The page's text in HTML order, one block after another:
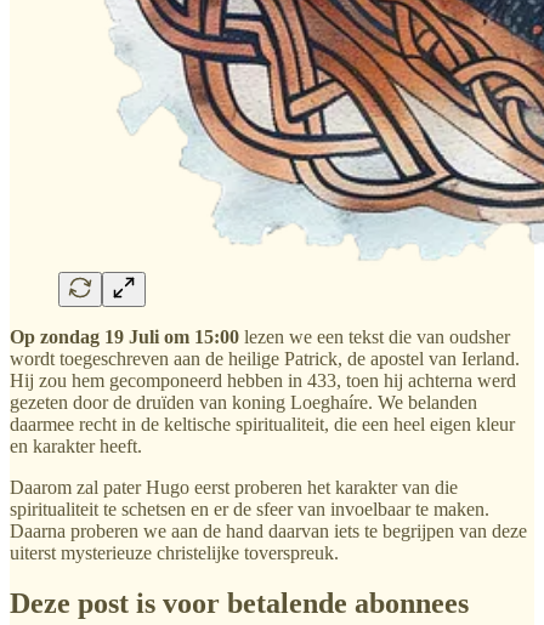
Op zondag 19 Juli om 15:00 lezen we een tekst die van oudsher
wordt toegeschreven aan de heilige Patrick, de apostel van Ierland.
Hij zou hem gecomponeerd hebben in 433, toen hij achterna werd
gezeten door de druïden van koning Loeghaíre. We belanden
daarmee recht in de keltische spiritualiteit, die een heel eigen kleur
en karakter heeft.
Daarom zal pater Hugo eerst proberen het karakter van die
spiritualiteit te schetsen en er de sfeer van invoelbaar te maken.
Daarna proberen we aan de hand daarvan iets te begrijpen van deze
uiterst mysterieuze christelijke toverspreuk.
Deze post is voor betalende abonnees